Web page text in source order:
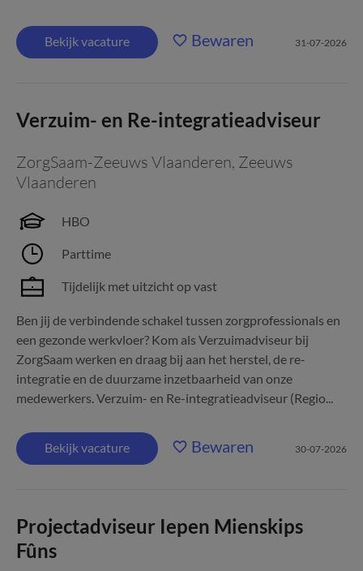
Bekijk vacature Bewaren 31-07-2026
Verzuim- en Re-integratieadviseur
ZorgSaam-Zeeuws Vlaanderen, Zeeuws
Vlaanderen
HBO
Parttime
Tijdelijk met uitzicht op vast
Ben jij de verbindende schakel tussen zorgprofessionals en
een gezonde werkvloer? Kom als Verzuimadviseur bij
ZorgSaam werken en draag bij aan het herstel, de re-
integratie en de duurzame inzetbaarheid van onze
medewerkers. Verzuim- en Re-integratieadviseur (Regio...
Bekijk vacature Bewaren 30-07-2026
Projectadviseur Iepen Mienskips
Fûns